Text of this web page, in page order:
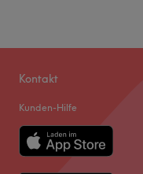
Kontakt
Kunden-Hilfe